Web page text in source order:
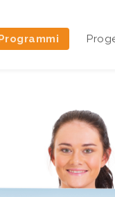
Territoriali